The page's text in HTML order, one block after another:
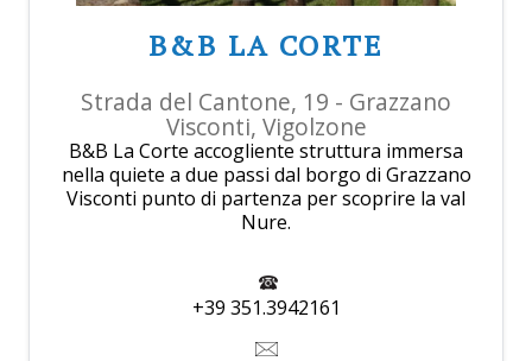
B&B LA CORTE
Strada del Cantone, 19 - Grazzano
Visconti, Vigolzone
B&B La Corte accogliente struttura immersa
nella quiete a due passi dal borgo di Grazzano
Visconti punto di partenza per scoprire la val
Nure.
+39 351.3942161